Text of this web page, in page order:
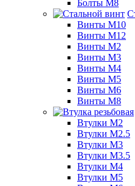
Болты М8
Винты М10
Винты М12
Винты М2
Винты М3
Винты М4
Винты М5
Винты М6
Винты М8
Втулки М2
Втулки М2.5
Втулки М3
Втулки М3.5
Втулки М4
Втулки М5